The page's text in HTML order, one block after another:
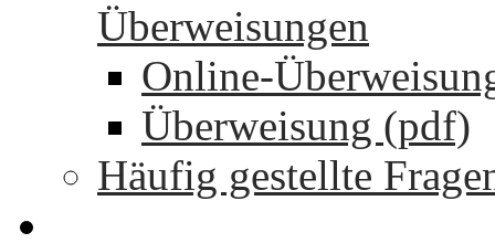
Überweisungen
Online-
Überweisung (pdf)
Häufig gestellte